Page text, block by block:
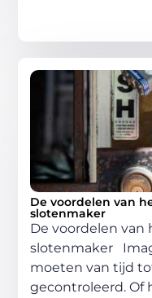
De voordelen van
slotenmaker
De voordelen van
slotenmaker
moeten van tijd
gecontroleerd. Of